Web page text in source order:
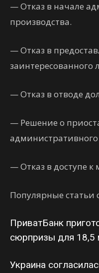
— Отказ в начале
производства.
— Отказ в
заинтересованного
— Отказ в отводе
— Решение о
— Отказ в доступе к
Популярные статьи
ПриватБанк
сюрпризы для 18,5
Украина